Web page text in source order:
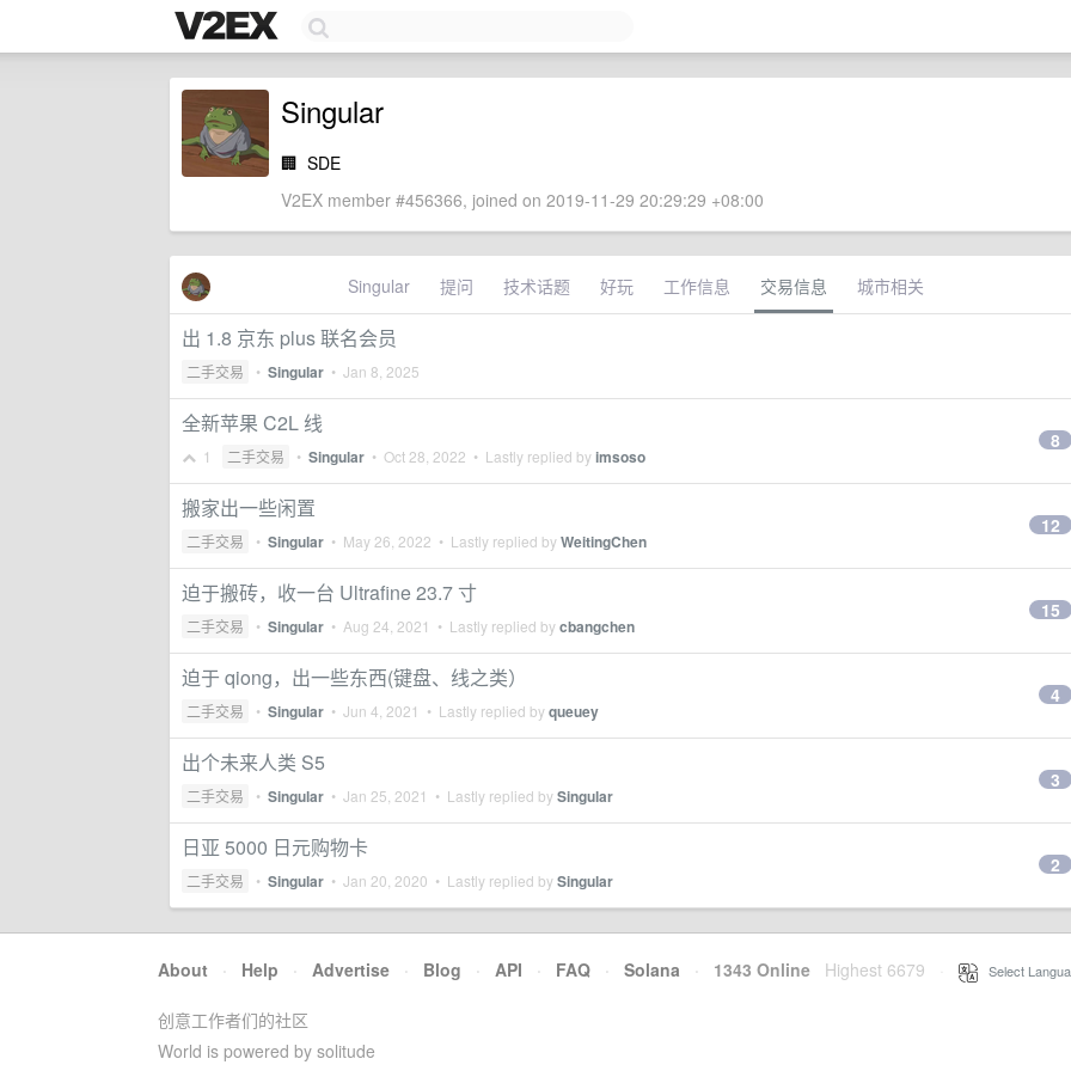
Singular
🏢 SDE
V2EX member #456366, joined on 2019-11-29 20:29:29 +08:00
Singular 提问 技术话题 好玩 工作信息 交易信息 城市相关
出 1.8 京东 plus 联名会员
二手交易 • Singular • Jan 8, 2025
全新苹果 C2L 线
1 二手交易 • Singular • Oct 28, 2022 • Lastly replied byimsoso
8
搬家出一些闲置
二手交易 • Singular • May 26, 2022 • Lastly replied byWeitingChen
12
迫于搬砖，收一台 Ultrafine 23.7 寸
二手交易 • Singular • Aug 24, 2021 • Lastly replied bycbangchen
15
迫于 qiong，出一些东西(键盘、线之类）
二手交易 • Singular • Jun 4, 2021 • Lastly replied byqueuey
4
出个未来人类 S5
二手交易 • Singular • Jan 25, 2021 • Lastly replied bySingular
3
日亚 5000 日元购物卡
二手交易 • Singular • Jan 20, 2020 • Lastly replied bySingular
2
About · Help · Advertise · Blog · API · FAQ · Solana · 1343 Online Highest 6679 Select
创意工作者们的社区
World is powered by solitude